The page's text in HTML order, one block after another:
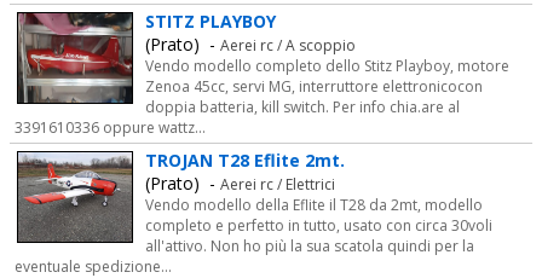
STITZ PLAYBOY
(Prato) - Aerei rc / A scoppio
Vendo modello completo dello Stitz Playboy, motore
Zenoa 45cc, servi MG, interruttore elettronicocon
doppia batteria, kill switch. Per info chia.are al
3391610336 oppure wattz...
TROJAN T28 Eflite 2mt.
(Prato) - Aerei rc / Elettrici
Vendo modello della Eflite il T28 da 2mt, modello
completo e perfetto in tutto, usato con circa 30voli
all'attivo. Non ho più la sua scatola quindi per la
eventuale spedizione...